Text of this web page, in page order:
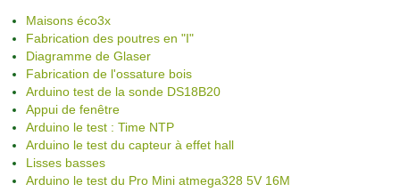
Maisons éco3x
Fabrication des poutres en "I"
Diagramme de Glaser
Fabrication de l'ossature bois
Arduino test de la sonde DS18B20
Appui de fenêtre
Arduino le test : Time NTP
Arduino le test du capteur à effet hall
Lisses basses
Arduino le test du Pro Mini atmega328 5V 16M